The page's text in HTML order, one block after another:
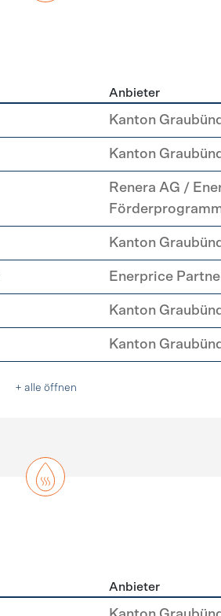
Anbieter
Kanton
Kanton
Renera AG /
Kanton
Enerprice
Kanton
Kanton
+ alle öffnen
Anbieter